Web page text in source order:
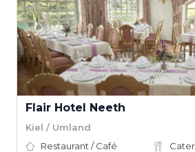
Flair Hotel Neeth
Kiel / Umland
Restaurant / Café